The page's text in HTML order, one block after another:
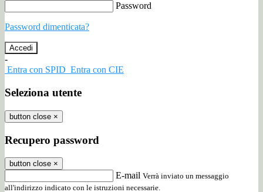
Password
Password dimenticata?
-
Entra con SPID Entra con CIE
Seleziona utente
button close ×
Recupero password
button close ×
E-mail Verrà inviato un messaggio
all'indirizzo indicato con le istruzioni necessarie.